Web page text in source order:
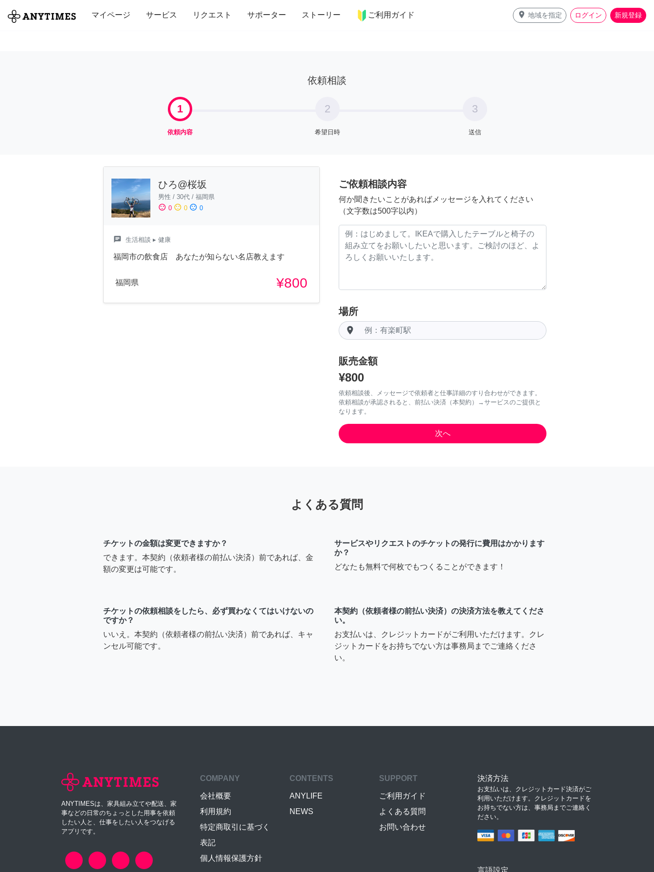
マイページ サービス リクエスト サポーター ストーリー ご利用ガイド place 地域を指定 ログイン 新規登録
全て 修理・組立 家事 引っ越し インテリア 趣味・習い事 ペット 料理
依頼相談
1
依頼内容
2
希望日時
3
送信
ひろ@桜坂
男性 / 30代 / 福岡県
sentiment_satisfied 0 sentiment_neutral 0 sentiment_dissatisfied 0
chat 生活相談 ▸ 健康
福岡市の飲食店 あなたが知らない名店教えます
福岡県 ¥800
ご依頼相談内容
何か聞きたいことがあればメッセージを入れてください
（文字数は500字以内）
場所
room
販売金額
¥800
依頼相談後、メッセージで依頼者と仕事詳細のすり合わせができます。
依頼相談が承認されると、前払い決済（本契約）→サービスのご提供と
なります。
よくある質問
チケットの金額は変更できますか？
できます。本契約（依頼者様の前払い決済）前であれば、金
額の変更は可能です。
サービスやリクエストのチケットの発行に費用はかかります
か？
どなたも無料で何枚でもつくることができます！
チケットの依頼相談をしたら、必ず買わなくてはいけないの
ですか？
いいえ。本契約（依頼者様の前払い決済）前であれば、キャ
ンセル可能です。
本契約（依頼者様の前払い決済）の決済方法を教えてくださ
い。
お支払いは、クレジットカードがご利用いただけます。クレ
ジットカードをお持ちでない方は事務局までご連絡くださ
い。
ANYTIMESは、家具組み立てや配送、家
事などの日常のちょっとした用事を依頼
したい人と、仕事をしたい人をつなげる
アプリです。
COMPANY
会社概要
利用規約
特定商取引に基づく
表記
個人情報保護方針
CONTENTS
ANYLIFE
NEWS
SUPPORT
ご利用ガイド
よくある質問
お問い合わせ
決済方法
お支払いは、クレジットカード決済がご
利用いただけます。クレジットカードを
お持ちでない方は、事務局までご連絡く
ださい。
言語設定